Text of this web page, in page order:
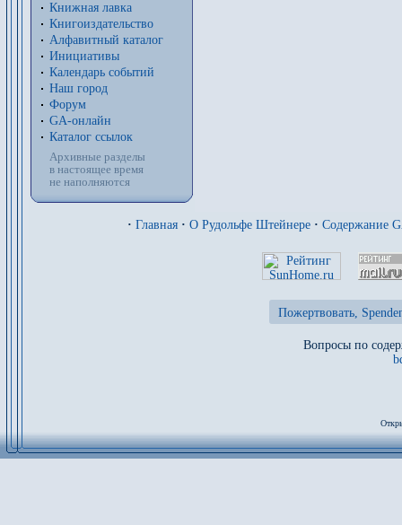
Книжная лавка
Книгоиздательство
Алфавитный каталог
Инициативы
Календарь событий
Наш город
Форум
GA-онлайн
Каталог ссылок
Архивные разделы
в настоящее время
не наполняются
· Главная · О Рудольфе Штейнере · Содержание
Пожертвовать,
Вопросы по